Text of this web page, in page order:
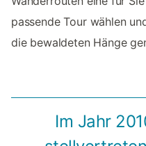
passende Tour wählen
die bewaldeten Hänge
Im Jahr